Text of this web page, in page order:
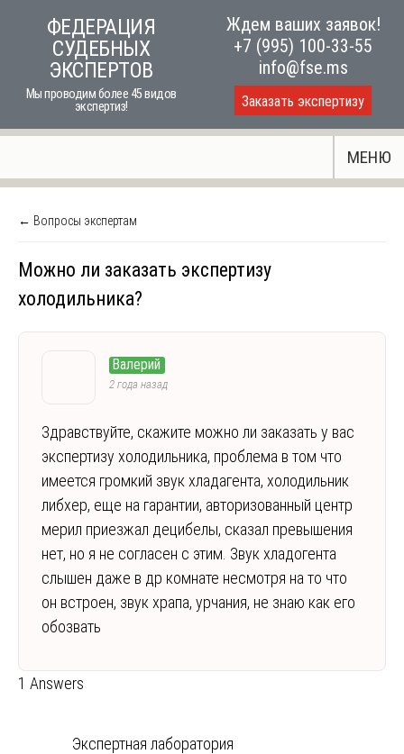
ФЕДЕРАЦИЯ
СУДЕБНЫХ
ЭКСПЕРТОВ
Мы проводим более 45 видов
экспертиз!
Ждем ваших заявок!
+7 (995) 100-33-55
info@fse.ms
Заказать экспертизу
МЕНЮ
← Вопросы экспертам
Можно ли заказать экспертизу
холодильника?
Валерий
2 года назад
Здравствуйте, скажите можно ли заказать у вас
экспертизу холодильника, проблема в том что
имеется громкий звук хладагента, холодильник
либхер, еще на гарантии, авторизованный центр
мерил приезжал децибелы, сказал превышения
нет, но я не согласен с этим. Звук хладогента
слышен даже в др комнате несмотря на то что
он встроен, звук храпа, урчания, не знаю как его
обозвать
1 Answers
Экспертная лаборатория